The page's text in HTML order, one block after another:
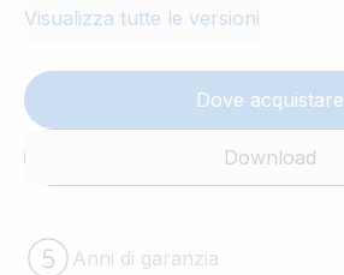
Visualizza tutte le versioni
Dove acquistare
Download
Anni di garanzia